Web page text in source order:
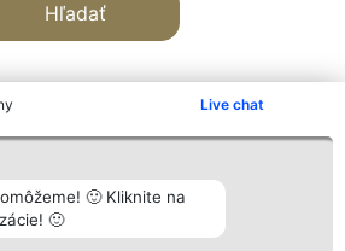
Live chat
🙂 Kliknite na
🙂
Hľadať
Hodnotenie
Laureáti
Lista
Kontakt
Kontakt